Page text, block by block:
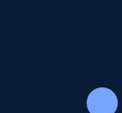
price, and
1.9K+